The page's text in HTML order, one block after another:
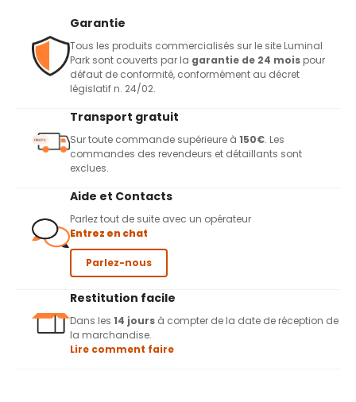
Garantie
Tous les produits commercialisés sur le site Luminal
Park sont couverts par la garantie de 24 mois pour
défaut de conformité, conformément au décret
législatif n. 24/02.
Transport gratuit
Sur toute commande supérieure à 150€. Les
commandes des revendeurs et détaillants sont
exclues.
Aide et Contacts
Parlez tout de suite avec un opérateur
Entrez en chat
Parlez-nous
Restitution facile
Dans les 14 jours à compter de la date de réception de
la marchandise.
Lire comment faire